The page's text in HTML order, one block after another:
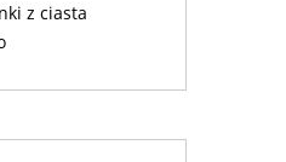
z ciasta